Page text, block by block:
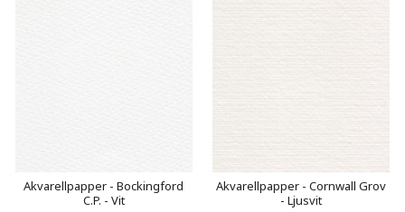
Akvarellpapper - Bockingford
C.P. - Vit
Akvarellpapper - Cornwall Grov
- Ljusvit